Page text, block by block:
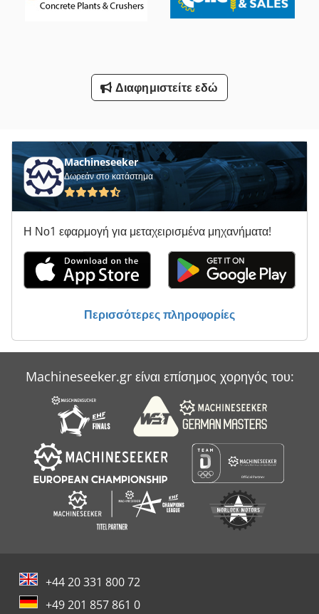
Τησ Ογαπ
Διαφημιστείτε εδώ
Machineseeker
Δωρεάν στο κατάστημα
Η Νο1 εφαρμογή για μεταχειρισμένα μηχανήματα!
Περισσότερες πληροφορίες
Machineseeker.gr είναι επίσημος χορηγός του:
+44 20 331 800 72
+49 201 857 861 0